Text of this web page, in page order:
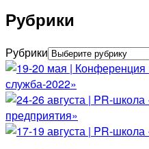
Рубрики
Рубрики